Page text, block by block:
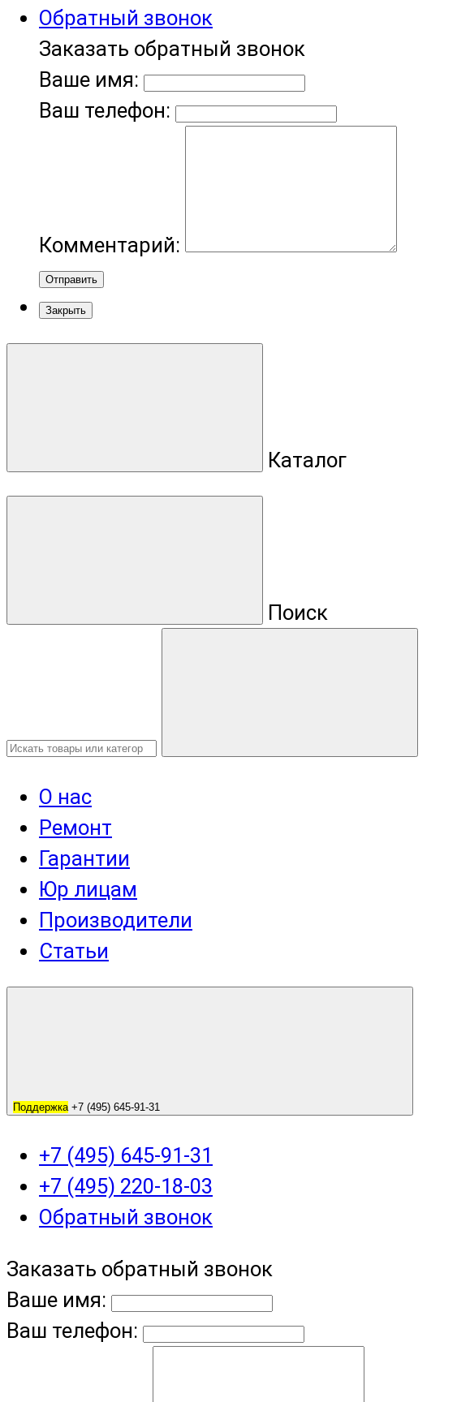
Обратный звонок
Заказать обратный звонок
Ваше имя:
Ваш телефон:
Комментарий:
Отправить
Закрыть
Каталог
Поиск
О нас
Ремонт
Гарантии
Юр лицам
Производители
Статьи
Поддержка+7 (495) 645-91-31
+7 (495) 645-91-31
+7 (495) 220-18-03
Обратный звонок
Заказать обратный звонок
Ваше имя:
Ваш телефон: